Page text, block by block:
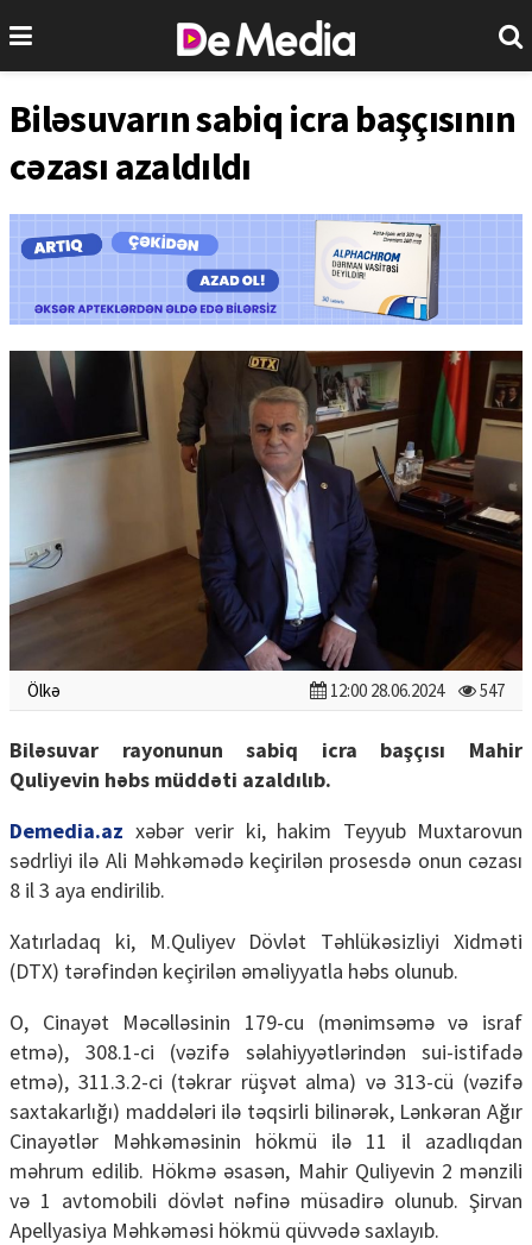
Biləsuvarın sabiq icra başçısının
cəzası azaldıldı
Ölkə 12:00 28.06.2024 547
Biləsuvar rayonunun sabiq icra başçısı Mahir
Quliyevin həbs müddəti azaldılıb.
Demedia.az xəbər verir ki, hakim Teyyub Muxtarovun
sədrliyi ilə Ali Məhkəmədə keçirilən prosesdə onun cəzası
8 il 3 aya endirilib.
Xatırladaq ki, M.Quliyev Dövlət Təhlükəsizliyi Xidməti
(DTX) tərəfindən keçirilən əməliyyatla həbs olunub.
O, Cinayət Məcəlləsinin 179-cu (mənimsəmə və israf
etmə), 308.1-ci (vəzifə səlahiyyətlərindən sui-istifadə
etmə), 311.3.2-ci (təkrar rüşvət alma) və 313-cü (vəzifə
saxtakarlığı) maddələri ilə təqsirli bilinərək, Lənkəran Ağır
Cinayətlər Məhkəməsinin hökmü ilə 11 il azadlıqdan
məhrum edilib. Hökmə əsasən, Mahir Quliyevin 2 mənzili
və 1 avtomobili dövlət nəfinə müsadirə olunub. Şirvan
Apellyasiya Məhkəməsi hökmü qüvvədə saxlayıb.